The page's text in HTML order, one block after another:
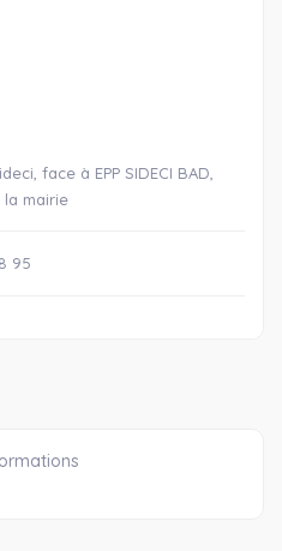
face à EPP SIDECI BAD,
la mairie
95